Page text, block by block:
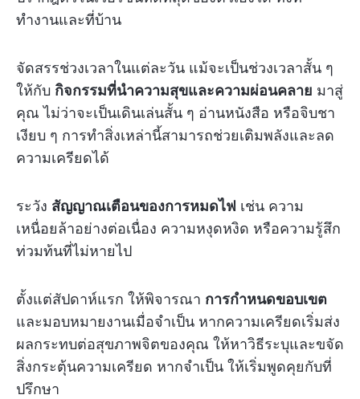
ทำงานและที่บ้าน
จัดสรรช่วงเวลาในแต่ละวัน แม้จะเป็นช่วงเวลาสั้น ๆ
ให้กับ กิจกรรมที่นำความสุขและความผ่อนคลาย มาสู่
คุณ ไม่ว่าจะเป็นเดินเล่นสั้น ๆ อ่านหนังสือ หรือจิบชา
เงียบ ๆ การทำสิ่งเหล่านี้สามารถช่วยเติมพลังและลด
ความเครียดได้
ระวัง สัญญาณเตือนของการหมดไฟ เช่น ความ
เหนื่อยล้าอย่างต่อเนื่อง ความหงุดหงิด หรือความรู้สึก
ท่วมท้นที่ไม่หายไป
ตั้งแต่สัปดาห์แรก ให้พิจารณา การกำหนดขอบเขต
และมอบหมายงานเมื่อจำเป็น หากความเครียดเริ่มส่ง
ผลกระทบต่อสุขภาพจิตของคุณ ให้หาวิธีระบุและขจัด
สิ่งกระตุ้นความเครียด หากจำเป็น ให้เริ่มพูดคุยกับที่
ปรึกษา